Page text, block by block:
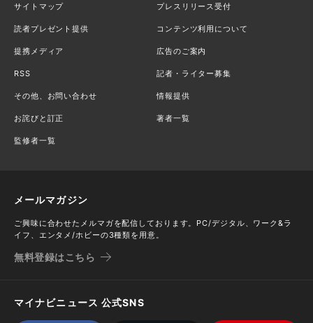
サイトマップ プレスリリース受付
読者プレゼント提供 コンテンツ利用について
提携メディア 広告のご案内
RSS 記者・ライター募集
その他、お問い合わせ 情報提供
お詫びと訂正 著者一覧
監修者一覧
メールマガジン
ご興味に合わせたメルマガを配信しております。PC/デジタル、ワーク&ラ
イフ、エンタメ/ホビーの3種類を用意。
無料登録はこちら
マイナビニュース 公式SNS